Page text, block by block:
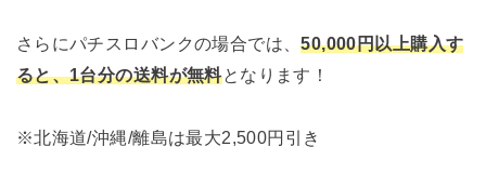
さらにパチスロバンクの場合では、50,000円以上購入す
ると、1台分の送料が無料となります！
※北海道/沖縄/離島は最大2,500円引き